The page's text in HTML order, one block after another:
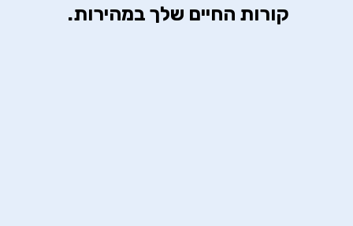
קורות החיים שלך במהירות.